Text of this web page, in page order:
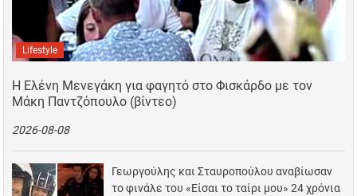
Lifestyle
Η Ελένη Μενεγάκη για φαγητό στο Φισκάρδο με τον
Μάκη Παντζόπουλο (βίντεο)
2026-08-08
Γεωργούλης και Σταυροπούλου αναβίωσαν
το φινάλε του «Είσαι το ταίρι μου» 24 χρόνια